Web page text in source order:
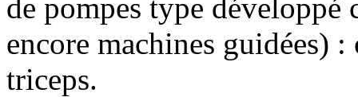
de pompes type développé
encore machines guidées)
triceps.